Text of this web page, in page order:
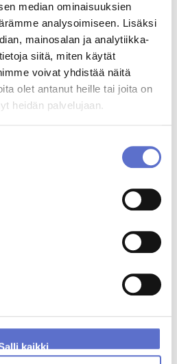
median ominaisuuksien
analysoimiseen. Lisäksi
mainosalan ja analytiikka-
siitä, miten käytät
voivat yhdistää näitä
olet antanut heille tai joita on
heidän palvelujaan.
kaikki
vuotta
90 000km/sopimuskausi)
kuukausierää
Teet vain uuden Ford Optio -
maksaa loppuvelan.
mukaiset maksut, auto on
ja sovittuja kilometrejä ei ole
Santander Consumer Finance Oy,
jotka ovat
lähimmästä Ford-liikkeestä